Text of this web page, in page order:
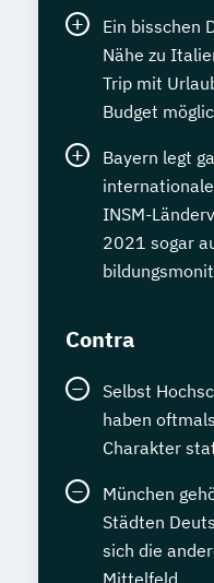
Ein bisschen
Nähe zu
Trip mit
Budget
Bayern legt
INSM-
2021 sogar
Contra
Selbst
haben
Charakter
München
Städten
sich die
Mittelfeld